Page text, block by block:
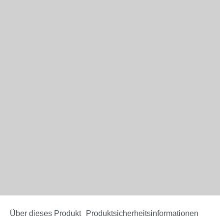
Über dieses Produkt Produktsicherheitsinformationen